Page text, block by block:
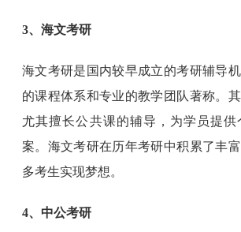
3、海文考研
海文考研是国内较早成立的考研辅导
的课程体系和专业的教学团队著称。
尤其擅长公共课的辅导，为学员提
案。海文考研在历年考研中积累了丰
多考生实现梦想。
4、中公考研